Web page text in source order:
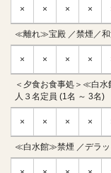
× × × ×
≪離れ≫宝殿 ／禁煙／和
× × × ×
＜夕食お食事処＞≪白
人３名定員 (1名 ～ 3名)
× × × ×
≪白水館≫禁煙 ／デラッ